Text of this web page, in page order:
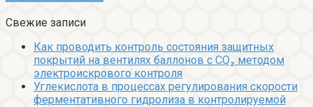
Свежие записи
Как проводить контроль состояния защитных
покрытий на вентилях баллонов с CO₂ методом
электроискрового контроля
Углекислота в процессах регулирования скорости
ферментативного гидролиза в контролируемой